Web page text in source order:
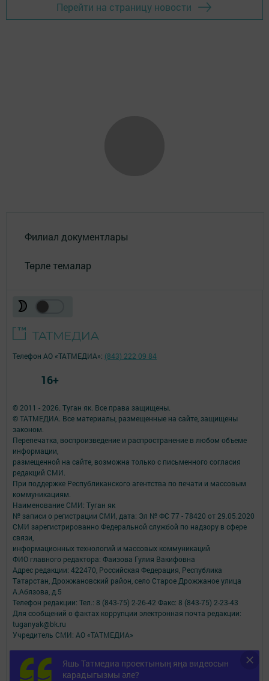
Перейти на страницу новости
Филиал документлары
Төрле темалар
Яшь Татмедиа проектының яңа видеосын
карадыгызмы әле?
© 2011 - 2026. Туган як. Все права защищены.
© ТАТМЕДИА. Все материалы, размещенные на сайте, защищены
законом.
Перепечатка, воспроизведение и распространение в любом объеме
информации,
размещенной на сайте, возможна только с письменного согласия
редакций СМИ.
При поддержке Республиканского агентства по печати и массовым
коммуникациям.
Наименование СМИ: Туган як
№ записи о регистрации СМИ, дата: Эл № ФС 77 - 78420 от 29.05.2020
СМИ зарегистрированно Федеральной службой по надзору в сфере
связи,
информационных технологий и массовых коммуникаций
ФИО главного редактора: Фаизова Гулия Вакифовна
Адрес редакции: 422470, Российская Федерация, Республика
Татарстан, Дрожжановский район, село Старое Дрожжаное улица
А.Абязова, д.5
Телефон редакции: Тел.: 8 (843-75) 2-26-42 Факс: 8 (843-75) 2-23-43
Для сообщений о фактах коррупции электронная почта редакции:
tuganyak@bk.ru
Учредитель СМИ: АО «ТАТМЕДИА»
Антикоррупционная политика
АО «ТАТМЕДИА» использует «cookie»для персонализации сервисов и
удобства пользователей сайтом.
Телефон АО «ТАТМЕДИА»: (843) 222 09 84
16+